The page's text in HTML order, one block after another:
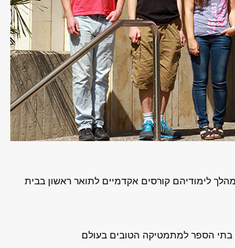
לימודיהם קורסים אקדמיים לתואר ראשון בבית